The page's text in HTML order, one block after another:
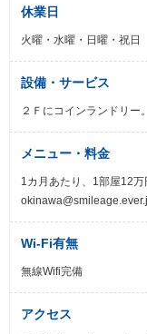
休業日
火曜・水曜・日曜・祝日
設備・サービス
２Ｆにコインランドリー。
メニュー・料金
1カ月あたり、1部屋12万
Wi-Fi有無
無線Wifi完備
アクセス